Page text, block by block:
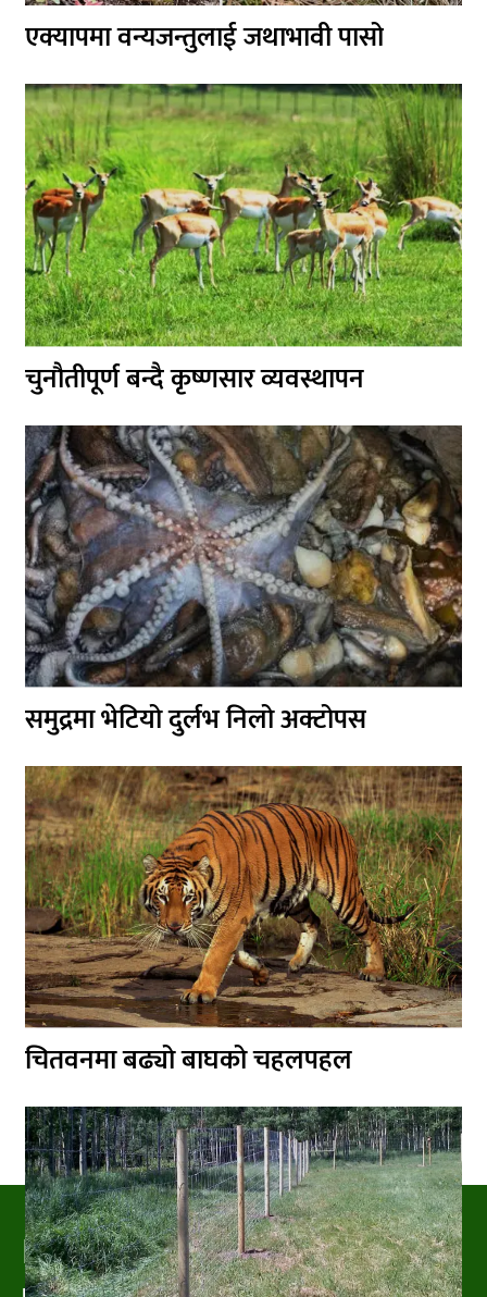
एक्यापमा वन्यजन्तुलाई जथाभावी पासो
चुनौतीपूर्ण बन्दै कृष्णसार व्यवस्थापन
समुद्रमा भेटियो दुर्लभ निलो अक्टोपस
चितवनमा बढ्यो बाघको चहलपहल
PRAKRITIPRESS